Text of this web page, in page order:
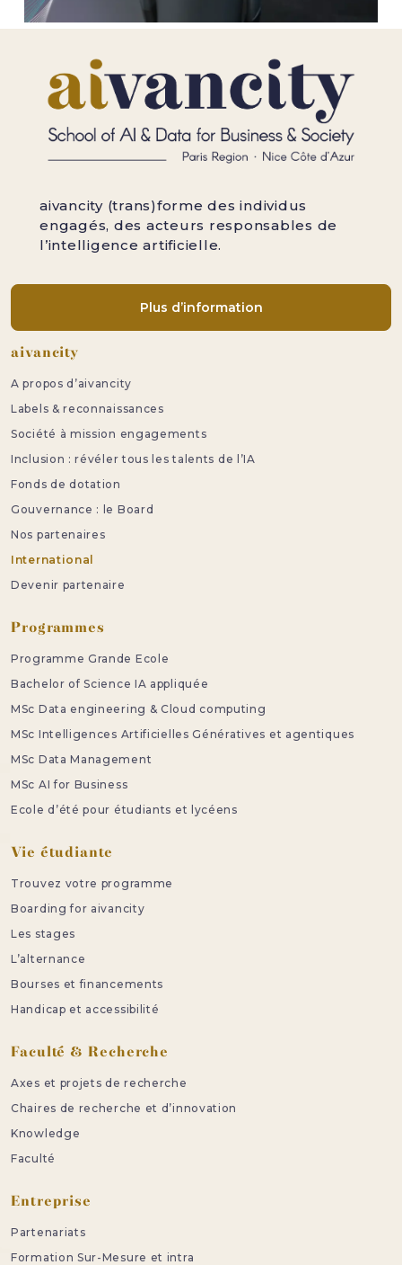
aivancity (trans)forme des individus
engagés, des acteurs responsables de
l’intelligence artificielle.
Plus d’information
Pied de page
aivancity
A propos d’aivancity
Labels & reconnaissances
Société à mission engagements
Inclusion : révéler tous les talents de l’IA
Fonds de dotation
Gouvernance : le Board
Nos partenaires
International
Devenir partenaire
Programmes
Programme Grande Ecole
Bachelor of Science IA appliquée
MSc Data engineering & Cloud computing
MSc Intelligences Artificielles Génératives et agentiques
MSc Data Management
MSc AI for Business
Ecole d’été pour étudiants et lycéens
Vie étudiante
Trouvez votre programme
Boarding for aivancity
Les stages
L’alternance
Bourses et financements
Handicap et accessibilité
Faculté & Recherche
Axes et projets de recherche
Chaires de recherche et d’innovation
Knowledge
Faculté
Entreprise
Partenariats
Formation Sur-Mesure et intra